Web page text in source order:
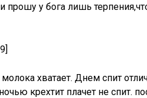
у бога лишь
хватает. Днем спит
крехтит плачет не спит.